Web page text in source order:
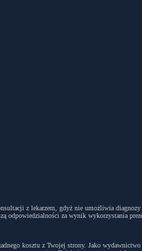
z lekarzem, gdyż nie umożliwia
odpowiedzialności za wynik wykorzystania
kosztu z Twojej strony. Jako